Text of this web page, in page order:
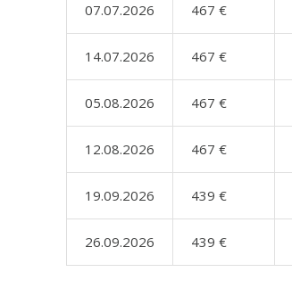
07.07.2026 467 €
14.07.2026 467 €
05.08.2026 467 €
12.08.2026 467 €
19.09.2026 439 €
26.09.2026 439 €